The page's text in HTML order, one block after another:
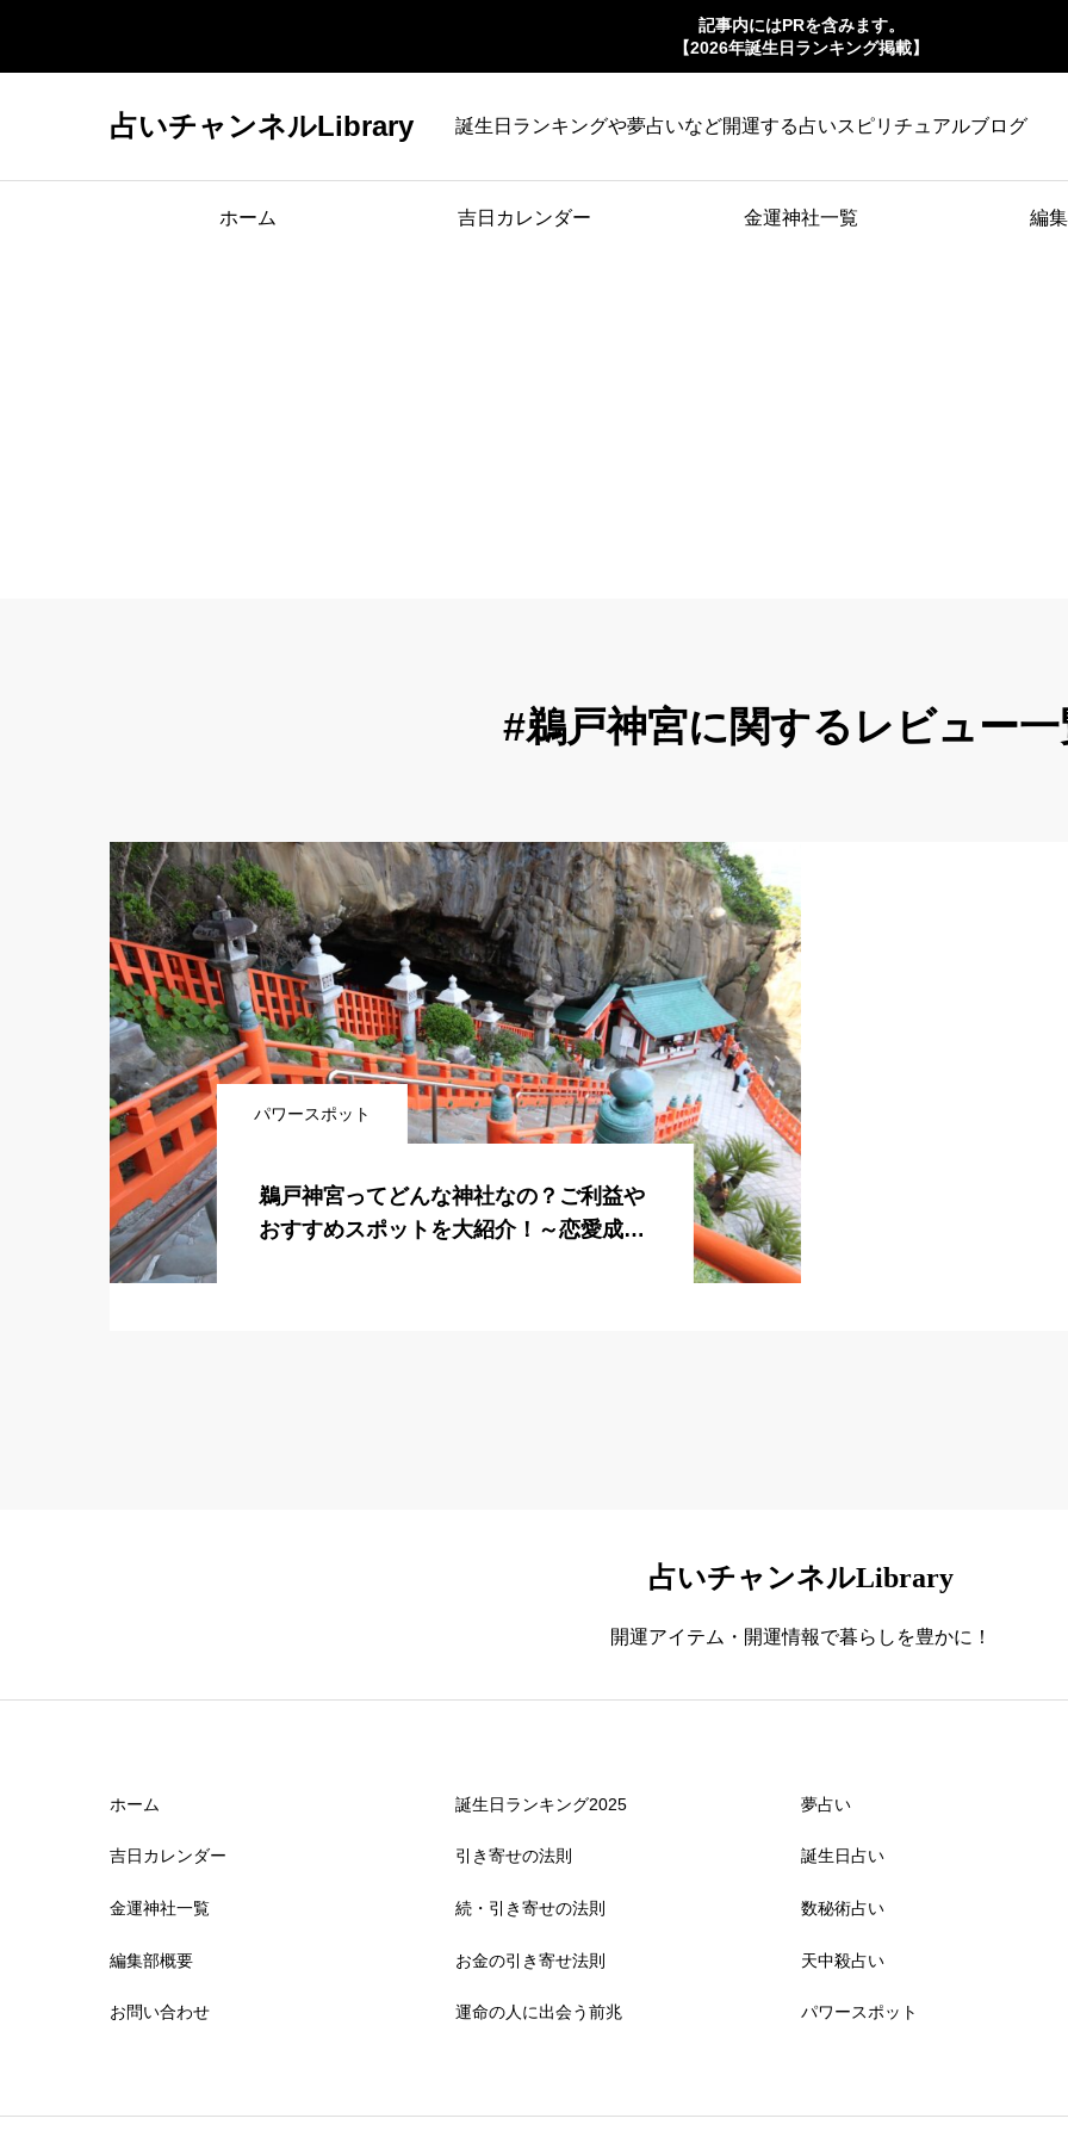
記事内にはPRを含みます。
【2026年誕生日ランキング掲載】
占いチャンネルLibrary 誕生日ランキングや夢占いなど開運する占いスピリチュアルブログ
ホーム 吉日カレンダー 金運神社一覧 編
#鵜戸神宮に関するレビュー一
パワースポット
鵜戸神宮ってどんな神社なの？ご利益や
おすすめスポットを大紹介！～恋愛成
占いチャンネルLibrary
開運アイテム・開運情報で暮らしを豊かに！
ホーム
吉日カレンダー
金運神社一覧
編集部概要
お問い合わせ
誕生日ランキング2025
引き寄せの法則
続・引き寄せの法則
お金の引き寄せ法則
運命の人に出会う前兆
夢占い
誕生日占い
数秘術占い
天中殺占い
パワースポット